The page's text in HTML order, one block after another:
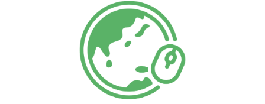
受國家暴力的兇殘對待，只為了展示強烈的停建核四意
願。政治團體也不落人後，民進黨蘇主席四處奔波，尋求
停建核四方案的共識；國民黨內的良知之士，也以言詞或
行動呼應反核四的訴求。這一切愛護鄉土的熱忱以及對我
的關愛，使義雄深深感動和感激。 面對這廣大、前所
未見的「停建核四」的呼聲，當今的掌權者首度在民意壓
力下宣佈「核四全面停工」作為回應，這可以說是反核運